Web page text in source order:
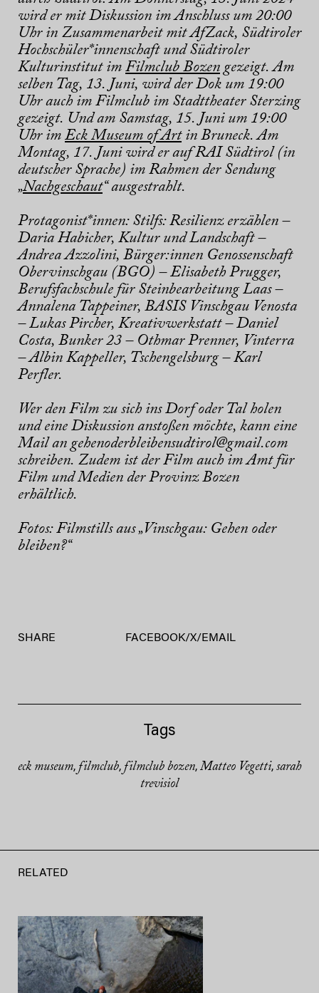
wird er mit Diskussion im Anschluss um 20:00
Uhr in Zusammenarbeit mit AfZack, Südtiroler
Hochschüler*innenschaft und Südtiroler
Kulturinstitut im Filmclub Bozen gezeigt. Am
selben Tag, 13. Juni, wird der Dok um 19:00
Uhr auch im Filmclub im Stadttheater Sterzing
gezeigt. Und am Samstag, 15. Juni um 19:00
Uhr im Eck Museum of Artin Bruneck. Am
Montag, 17. Juni wird er auf RAI Südtirol (in
deutscher Sprache) im Rahmen der Sendung
„Nachgeschaut“ ausgestrahlt.
Protagonist*innen: Stilfs: Resilienz erzählen –
Daria Habicher, Kultur und Landschaft –
Andrea Azzolini, Bürger:innen Genossenschaft
Obervinschgau (BGO) – Elisabeth Prugger,
Berufsfachschule für Steinbearbeitung Laas –
Annalena Tappeiner, BASIS Vinschgau Venosta
– Lukas Pircher, Kreativwerkstatt – Daniel
Costa, Bunker 23 – Othmar Prenner, Vinterra
– Albin Kappeller, Tschengelsburg – Karl
Perfler.
Wer den Film zu sich ins Dorf oder Tal holen
und eine Diskussion anstoßen möchte, kann eine
Mail an gehenoderbleibensudtirol@gmail.com
schreiben. Zudem ist der Film auch im Amt für
Film und Medien der Provinz Bozen
erhältlich.
Fotos: Filmstills aus „Vinschgau: Gehen oder
bleiben?“
SHARE FACEBOOK/X/ EMAIL
Tags
eck museum, filmclub, filmclub bozen, Matteo Vegetti, sarah
trevisiol
RELATED